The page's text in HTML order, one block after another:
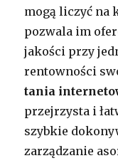
mogą liczyć na
pozwala im
jakości przy
rentowności
tania
przejrzysta i
szybkie
zarządzanie